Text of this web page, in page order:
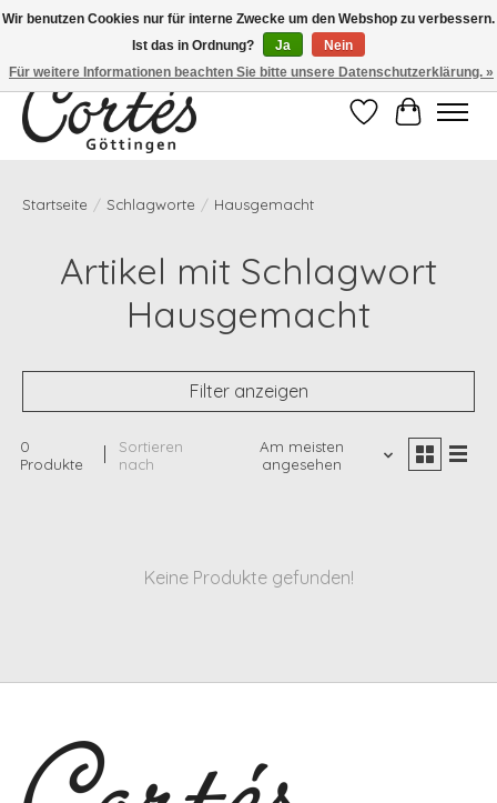
Eines der besten Cafés Deutschlands!
Wunschzettel
Ihr
Startseite / Schlagworte / Hausgemacht
Artikel mit Schlagwort
Hausgemacht
Filter anzeigen
0
Produkte
Sortieren
nach
Am meisten
angesehen
Keine Produkte gefunden!
Wir benutzen Cookies nur für interne Zwecke um den Webshop zu verbessern.
Ist das in Ordnung?
Ja
Nein
Für weitere Informationen beachten Sie bitte unsere Datenschutzerklärung. »